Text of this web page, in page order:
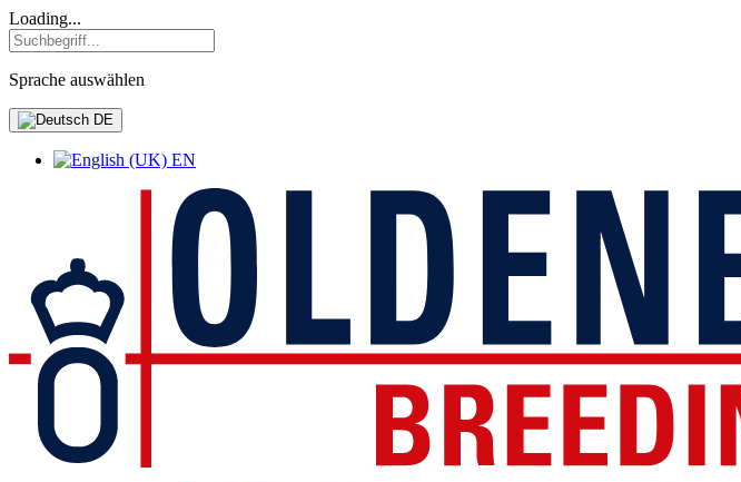
Loading...
Sprache auswählen
DE
EN